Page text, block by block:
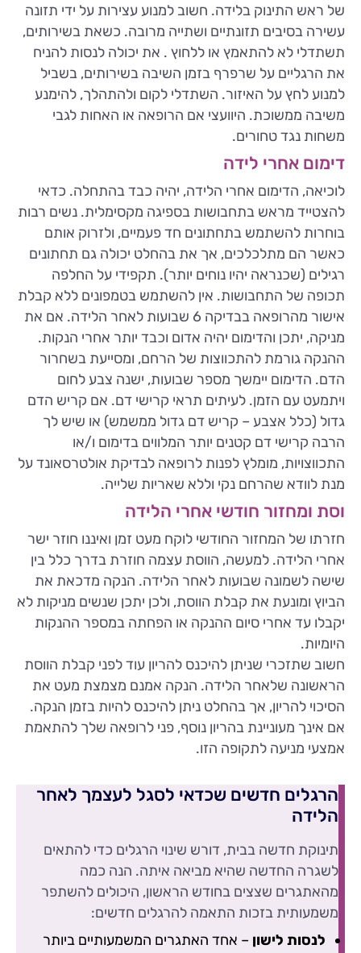
של ראש התינוק בלידה. חשוב למנוע עצירות על ידי תזונה
עשירה בסיבים תזונתיים ושתייה מרובה. כשאת בשירותים,
תשתדלי לא להתאמץ או ללחוץ . את יכולה לנסות להניח
את הרגליים על שרפרף בזמן השיבה בשירותים, בשביל
למנוע לחץ על האיזור. השתדלי לקום ולהתהלך, להימנע
משיבה ממשוכת. היוועצי אם הרופאה או האחות לגבי
משחות נגד טחורים.
דימום אחרי לידה
לוכיאה, הדימום אחרי הלידה, יהיה כבד בהתחלה. כדאי
להצטייד מראש בתחבושות בספיגה מקסימלית. נשים רבות
בוחרות להשתמש בתחתונים חד פעמיים, ולזרוק אותם
כאשר הם מתלכלכים, אך את בהחלט יכולה גם תחתונים
רגילים (שכנראה יהיו נוחים יותר). תקפידי על החלפה
תכופה של התחבושות. אין להשתמש בטמפונים ללא קבלת
אישור מהרופאה בבדיקה 6 שבועות לאחר הלידה. אם את
מניקה, יתכן והדימום יהיה אדום וכבד יותר אחרי הנקות.
ההנקה גורמת להתכווצות של הרחם, ומסייעת בשחרור
הדם. הדימום יימשך מספר שבועות, ישנה צבע לחום
ויתמעט עם הזמן. לעיתים תראי קרישי דם. אם קריש הדם
גדול (כלל אצבע – קריש דם גדול ממשמש) או שיש לך
הרבה קרישי דם קטנים יותר המלווים בדימום ו/או
התכווצויות, מומלץ לפנות לרופאה לבדיקת אולטרסאונד על
מנת לוודא שהרחם נקי וללא שאריות שלייה.
וסת ומחזור חודשי אחרי הלידה
חזרתו של המחזור החודשי לוקח מעט זמן ואיננו חוזר ישר
אחרי הלידה. למעשה, הווסת עצמה חוזרת בדרך כלל בין
שישה לשמונה שבועות לאחר הלידה. הנקה מדכאת את
הביוץ ומונעת את קבלת הווסת, ולכן יתכן שנשים מניקות לא
יקבלו עד אחרי סיום ההנקה או הפחתה במספר ההנקות
היומיות.
חשוב שתזכרי שניתן להיכנס להריון עוד לפני קבלת הווסת
הראשונה שלאחר הלידה. הנקה אמנם מצמצת מעט את
הסיכוי להריון, אך בהחלט ניתן להיכנס להיות בזמן הנקה.
אם אינך מעוניינת בהריון נוסף, פני לרופאה שלך להתאמת
אמצעי מניעה לתקופה הזו.
הרגלים חדשים שכדאי לסגל לעצמך לאחר
הלידה
תינוקת חדשה בבית, דורש שינוי הרגלים כדי להתאים
לשגרה החדשה שהיא מביאה איתה. הנה כמה
מהאתגרים שצצים בחודש הראשון, היכולים להשתפר
משמעותית בזכות התאמה להרגלים חדשים:
לנסות לישון – אחד האתגרים המשמעותיים ביותר